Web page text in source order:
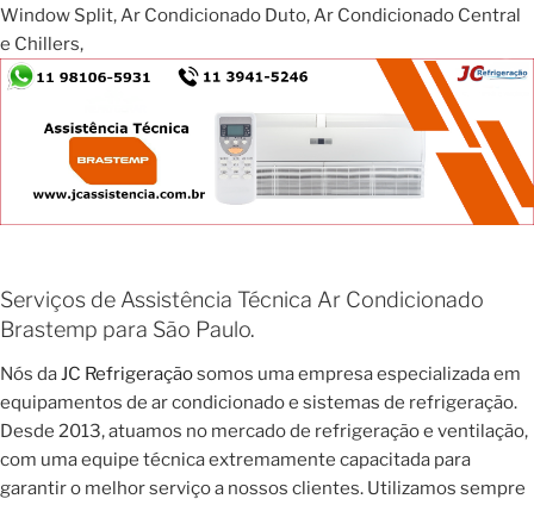
Window Split, Ar Condicionado Duto, Ar Condicionado Central
e Chillers,
Serviços de Assistência Técnica Ar Condicionado
Brastemp para São Paulo.
Nós daJC Refrigeraçãosomos uma empresa especializada em
equipamentos de ar condicionado e sistemas de refrigeração.
Desde 2013, atuamos no mercado de refrigeração e ventilação,
com uma equipe técnica extremamente capacitada para
garantir o melhor serviço a nossos clientes. Utilizamos sempre